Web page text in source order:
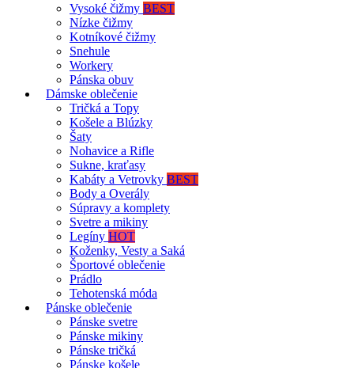
Vysoké čižmy BEST
Nízke čižmy
Kotníkové čižmy
Snehule
Workery
Pánska obuv
Dámske oblečenie
Tričká a Topy
Košele a Blúzky
Šaty
Nohavice a Rifle
Sukne, kraťasy
Kabáty a Vetrovky BEST
Body a Overály
Súpravy a komplety
Svetre a mikiny
Legíny HOT
Koženky, Vesty a Saká
Športové oblečenie
Prádlo
Tehotenská móda
Pánske oblečenie
Pánske svetre
Pánske mikiny
Pánske tričká
Pánske košele